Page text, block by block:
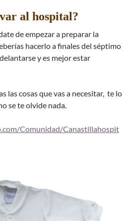
al hospital?
de empezar a preparar la
hacerlo a finales del séptimo
y es mejor estar
las cosas que vas a necesitar, te lo
se te olvide nada.
Comunidad/Canastillahospit